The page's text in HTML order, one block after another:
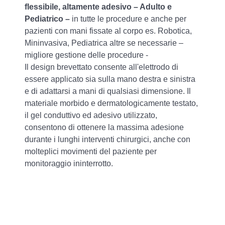
flessibile, altamente adesivo – Adulto e
Pediatrico – in tutte le procedure e anche per
pazienti con mani fissate al corpo es. Robotica,
Mininvasiva, Pediatrica altre se necessarie –
migliore gestione delle procedure -
Il design brevettato consente all'elettrodo di
essere applicato sia sulla mano destra e sinistra
e di adattarsi a mani di qualsiasi dimensione. Il
materiale morbido e dermatologicamente testato,
il gel conduttivo ed adesivo utilizzato,
consentono di ottenere la massima adesione
durante i lunghi interventi chirurgici, anche con
molteplici movimenti del paziente per
monitoraggio ininterrotto.